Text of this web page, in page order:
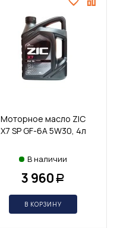
Моторное масло ZIC
X7 SP GF-6A 5W30, 4л
В наличии
3 960 Р
В КОРЗИНУ